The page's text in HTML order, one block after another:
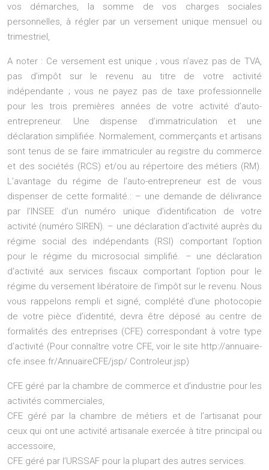
vos démarches, la somme de vos charges sociales
personnelles, à régler par un versement unique mensuel ou
trimestriel,
A noter : Ce versement est unique ; vous n’avez pas de TVA,
pas d’impôt sur le revenu au titre de votre activité
indépendante ; vous ne payez pas de taxe professionnelle
pour les trois premières années de votre activité d’auto-
entrepreneur. Une dispense d’immatriculation et une
déclaration simplifiée. Normalement, commerçants et artisans
sont tenus de se faire immatriculer au registre du commerce
et des sociétés (RCS) et/ou au répertoire des métiers (RM).
L’avantage du régime de l’auto-entrepreneur est de vous
dispenser de cette formalité.: – une demande de délivrance
par l’INSEE d’un numéro unique d’identification de votre
activité (numéro SIREN). – une déclaration d’activité auprès du
régime social des indépendants (RSI) comportant l’option
pour le régime du microsocial simplifié. – une déclaration
d’activité aux services fiscaux comportant l’option pour le
régime du versement libératoire de l’impôt sur le revenu. Nous
vous rappelons rempli et signé, complété d’une photocopie
de votre pièce d’identité, devra être déposé au centre de
formalités des entreprises (CFE) correspondant à votre type
d’activité (Pour connaître votre CFE, voir le site http://annuaire-
cfe.insee.fr/AnnuaireCFE/jsp/ Controleur.jsp)
CFE géré par la chambre de commerce et d’industrie pour les
activités commerciales,
CFE géré par la chambre de métiers et de l’artisanat pour
ceux qui ont une activité artisanale exercée à titre principal ou
accessoire,
CFE géré par l’URSSAF pour la plupart des autres services.